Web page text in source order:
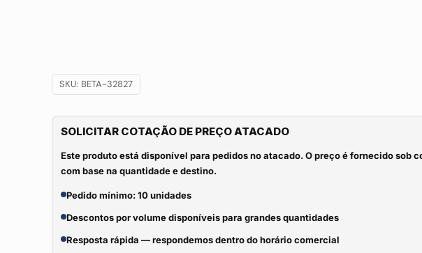
SKU: BETA-32827
SOLICITAR COTAÇÃO DE PREÇO ATACADO
Este produto está disponível para pedidos no atacado. O preço é fornecido sob
com base na quantidade e destino.
Pedido mínimo: 10 unidades
Descontos por volume disponíveis para grandes quantidades
Resposta rápida — respondemos dentro do horário comercial